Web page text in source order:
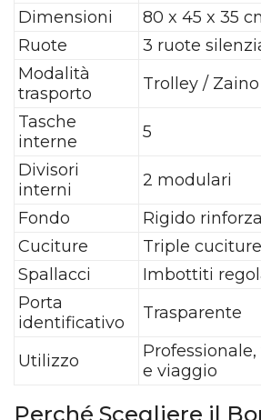
Dimensioni
80 x 45 x 35
Ruote
3 ruote
Modalità
trasporto
Trolley / Zaino
Tasche
interne
5
Divisori
interni
2 modulari
Fondo
Rigido
Cuciture
Triple
Spallacci
Imbottiti
Porta
identificativo
Trasparente
Utilizzo
e viaggio
Perché Scegliere il